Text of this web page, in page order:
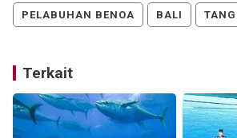
PELABUHAN BENOA BALI
Terkait